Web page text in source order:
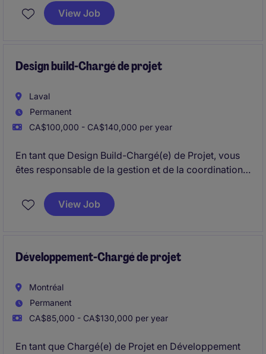
construction, en veillant à leur bon déroulement et à
la satisfaction des objectifs fixés.
View Job
Design build-Chargé de projet
Laval
Permanent
CA$100,000 - CA$140,000 per year
En tant que Design Build-Chargé(e) de Projet, vous
êtes responsable de la gestion et de la coordination
et commercialView Job
Développement-Chargé de projet
Montréal
Permanent
CA$85,000 - CA$130,000 per year
En tant que Chargé(e) de Projet en Développement